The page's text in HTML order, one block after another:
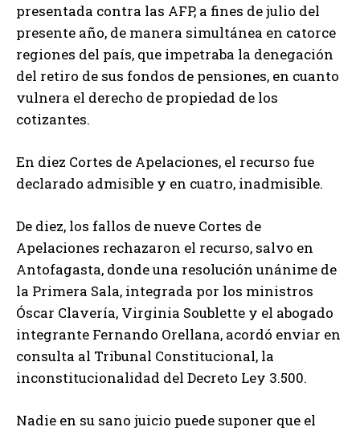
presentada contra las AFP, a fines de julio del
presente año, de manera simultánea en catorce
regiones del país, que impetraba la denegación
del retiro de sus fondos de pensiones, en cuanto
vulnera el derecho de propiedad de los
cotizantes.
En diez Cortes de Apelaciones, el recurso fue
declarado admisible y en cuatro, inadmisible.
De diez, los fallos de nueve Cortes de
Apelaciones rechazaron el recurso, salvo en
Antofagasta, donde una resolución unánime de
la Primera Sala, integrada por los ministros
Óscar Clavería, Virginia Soublette y el abogado
integrante Fernando Orellana, acordó enviar en
consulta al Tribunal Constitucional, la
inconstitucionalidad del Decreto Ley 3.500.
Nadie en su sano juicio puede suponer que el